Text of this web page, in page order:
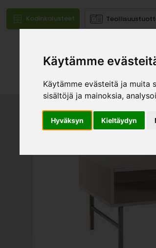
Käytämme
Käytämme evästeitä ja muita
sisältöjä ja mainoksia,
Hyväksyn Kieltäydyn
Kodinkalusteet